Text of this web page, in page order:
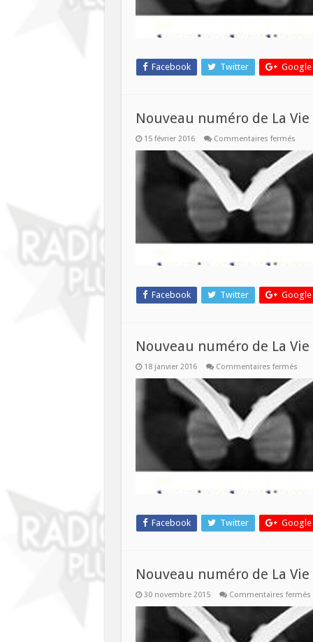
Facebook Twitter Google
Nouveau numéro de La
15 février 2016 Commentaires ferméssur
de
Facebook Twitter Google
Nouveau numéro de La
18 janvier 2016 Commentaires ferméssur
de
Facebook Twitter Google
Nouveau numéro de La
30 novembre 2015 Commentaires fermés